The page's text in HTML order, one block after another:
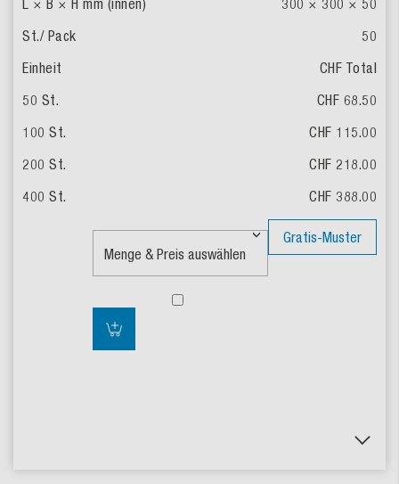
300 × 300 × 50
50
CHF Total
CHF 68.50
CHF 115.00
CHF 218.00
CHF 388.00
Gratis-Muster